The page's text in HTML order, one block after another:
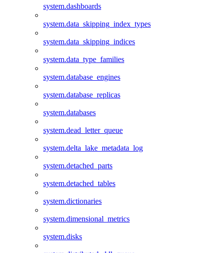
system.dashboards
system.data_skipping_index_types
system.data_skipping_indices
system.data_type_families
system.database_engines
system.database_replicas
system.databases
system.dead_letter_queue
system.delta_lake_metadata_log
system.detached_parts
system.detached_tables
system.dictionaries
system.dimensional_metrics
system.disks